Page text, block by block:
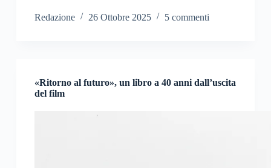
Redazione 26 Ottobre 2025 5 commenti
«Ritorno al futuro», un libro a 40 anni dall’uscita
del film